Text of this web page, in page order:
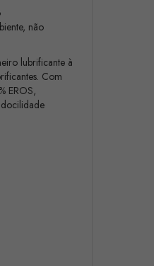
não
lubrificante à
Com
EROS,